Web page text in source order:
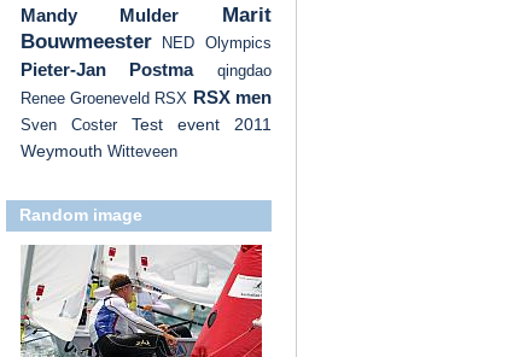
Mandy Mulder
Marit
Bouwmeester
NED Olympics
Pieter-Jan Postma
qingdao
Renee Groeneveld RSX RSX men
Sven Coster
Test event 2011
Weymouth Witteveen
Random image